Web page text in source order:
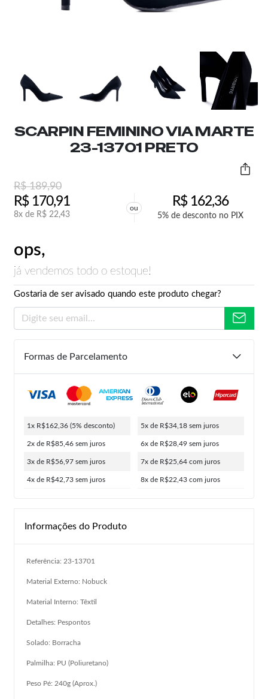
SCARPIN FEMININO VIA MARTE
23-13701 PRETO
R$189,90
R$170,91
8x de R$ 22,43
ou R$162,36
5% de desconto no PIX
ops,
já vendemos todo o estoque!
Gostaria de ser avisado quando este produto chegar?
Formas de Parcelamento
1x R$162,36 (5% desconto)
2x de R$85,46 sem juros
3x de R$56,97 sem juros
4x de R$42,73 sem juros
5x de R$34,18 sem juros
6x de R$28,49 sem juros
7x de R$25,64 com juros
8x de R$22,43 com juros
Informações do Produto
Referência: 23-13701
Material Externo: Nobuck
Material Interno: Têxtil
Detalhes: Pespontos
Solado: Borracha
Palmilha: PU (Poliuretano)
Peso Pé: 240g (Aprox.)